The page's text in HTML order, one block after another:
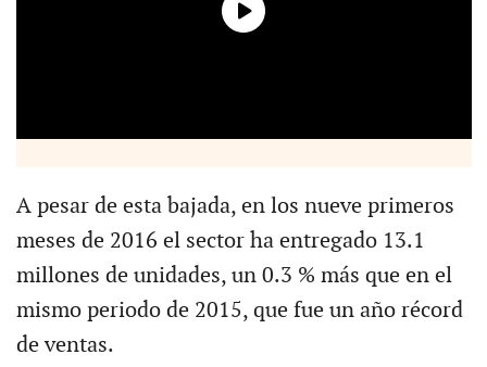
A pesar de esta bajada, en los nueve primeros
meses de 2016 el sector ha entregado 13.1
millones de unidades, un 0.3 % más que en el
mismo periodo de 2015, que fue un año récord
de ventas.